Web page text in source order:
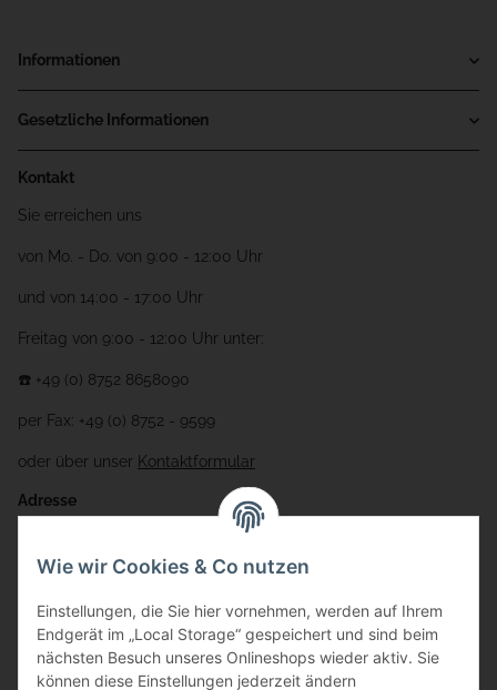
Informationen
Gesetzliche Informationen
Kontakt
Sie erreichen uns
von Mo. - Do. von 9:00 - 12:00 Uhr
und von 14:00 - 17:00 Uhr
Freitag von 9:00 - 12:00 Uhr unter:
☎️ +49 (0) 8752 8658090
per Fax: +49 (0) 8752 - 9599
oder über unser Kontaktformular
Adresse
Gewerbering 17
84072 Au i.d. Hallertau
info@bauer-tore.de
Wie wir Cookies & Co nutzen
Einstellungen, die Sie hier vornehmen, werden auf Ihrem
Endgerät im „Local Storage“ gespeichert und sind beim
nächsten Besuch unseres Onlineshops wieder aktiv. Sie
können diese Einstellungen jederzeit ändern